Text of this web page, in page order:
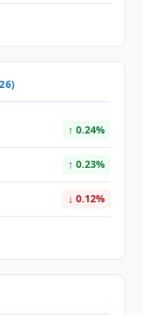
↑ 0.24%
↑ 0.23%
↓ 0.12%